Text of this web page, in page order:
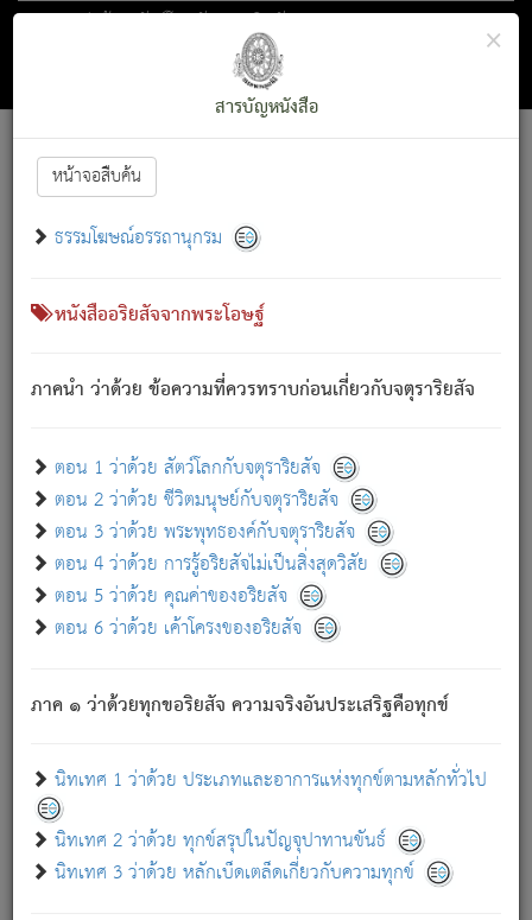
ตอน 1 ว่าด้วย สัตว์โลกกับจตุราริยสัจ
สารบัญ×
สารบัญหนังสือ
หน้าจอสืบค้น
ธรรมโฆษณ์อรรถานุกรม
หนังสืออริยสัจจากพระโอษฐ์
ภาคนำ ว่าด้วย ข้อความที่ควรทราบก่อนเกี่ยวกับจตุราริยสัจ
ตอน 1 ว่าด้วย สัตว์โลกกับจตุราริยสัจ
ตอน 2 ว่าด้วย ชีวิตมนุษย์กับจตุราริยสัจ
ตอน 3 ว่าด้วย พระพุทธองค์กับจตุราริยสัจ
ตอน 4 ว่าด้วย การรู้อริยสัจไม่เป็นสิ่งสุดวิสัย
ตอน 5 ว่าด้วย คุณค่าของอริยสัจ
ตอน 6 ว่าด้วย เค้าโครงของอริยสัจ
ภาค ๑ ว่าด้วยทุกขอริยสัจ ความจริงอันประเสริฐคือทุกข์
นิทเทศ 1 ว่าด้วย ประเภทและอาการแห่งทุกข์ตามหลักทั่วไป
นิทเทศ 2 ว่าด้วย ทุกข์สรุปในปัญจุปาทานขันธ์
นิทเทศ 3 ว่าด้วย หลักเบ็ดเตล็ดเกี่ยวกับความทุกข์
Font :15 ]||
สัตว์โลกนี้ เกิดความเดือดร้อนแล้ว มีผัสสะบังหน้า
เขาสำคัญสิ่งใด โดยความเป็นประการใด แต่สิ่งนั้นย่อมเป็น
(ตามที่เป็นจริง) โดยประการอื่นจากที่เขาสำคัญนั้น
สัตว์โลกติดข้องอยู่ในภพ ถูกภพบังหน้าแล้ว มีภพโดยความ
เป็นอย่างอื่น (จากที่มันเป็นอยู่จริง) จึงได้เพลิดเพลินยิ่งนักในภพ
เขาเพลิดเพลินยิ่งนักในสิ่งใด สิ่งนั้นเป็นภัย (ที่เขาไม่รู้จัก)
เขากลัวต่อสิ่งใดสิ่งนั้นเป็นทุกข์
พรหมจรรย์นี้ อันบุคคลย่อมประพฤติ ก็เพื่อการละขาดซึ่ง
ภพ.
สมณะหรือพราหมณ์เหล่าใด กล่าวความหลุดพ้นจากภพว่า
มีได้เพราะภพ เรากล่าวว่า สมณะหรือพราหมณ์ทั้งปวงนั้น
มิใช่ผู้หลดพ้นจากภพ.
ภพ ว่ามีได้เพราะวิภพ[2]: เรากล่าวว่า สมณะหรือพราหมณ์ทั้ง
ปวงนั้น ก็ยังสลัดภพออกไปไม่ได้.
ก็ทุกข์นี้มีขึ้น เพราะอาศัยซึ่งอุปธิทั้งปวง.
เพราะความสิ้นไปแห่งอุปาทานทั้งปวง ความเกิดขึ้นแห่ง
ทุกข์จึงไม่มี.
ท่านจงดูโลกนี้เถิด (จะเห็นว่า) สัตว์ทั้งหลายอันอวิชาหนา
แน่นบังหนาแล้ว; และว่า สัตว์ผู้ยินดีในภพอันเป็นแล้วนั้น ย่อม